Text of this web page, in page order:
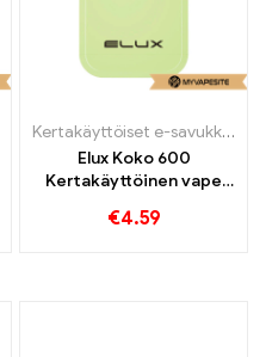
Kertakäyttöiset e-savukkeet
Elux Koko 600
Kertakäyttöinen vape
€4.59